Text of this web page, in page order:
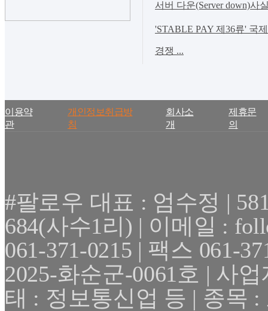
서버 다운(Server down)사
'STABLE PAY 제36류' 국
경쟁 ...
이용약
관
개인정보취급방
침
회사소
개
제휴문
의
#팔로우 대표 : 엄수정 |
684(사수1리) | 이메일 :
061-371-0215 | 팩스 061-
2025-화순군-0061호 | 사
태 : 정보통신업 등 | 종목